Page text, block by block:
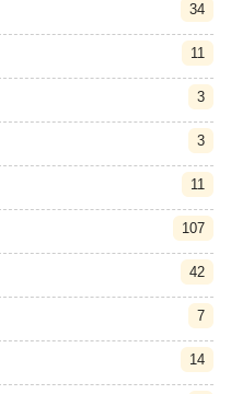
34
11
3
3
11
107
42
7
14